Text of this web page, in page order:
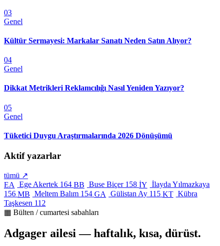
03
Genel
Kültür Sermayesi: Markalar Sanatı Neden Satın Alıyor?
04
Genel
Dikkat Metrikleri Reklamcılığı Nasıl Yeniden Yazıyor?
05
Genel
Tüketici Duygu Araştırmalarında 2026 Dönüşümü
Aktif yazarlar
tümü ↗
EA
Ege Akertek 164 BB Buse Biçer 158 İY İlayda Yılmazkaya
156 MB Meltem Balım 154 GA Gülistan Ay 115 KT Kübra
Taşkesen 112
▦ Bülten / cumartesi sabahları
Adgager ailesi — haftalık, kısa, dürüst.